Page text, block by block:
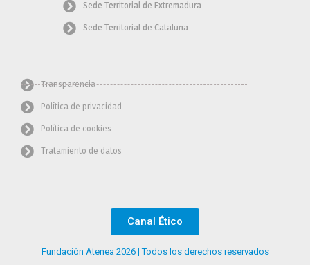
Sede Territorial de Extremadura
Sede Territorial de Cataluña
Transparencia
Política de privacidad
Política de cookies
Tratamiento de datos
Canal Ético
Fundación Atenea 2026 | Todos los derechos reservados